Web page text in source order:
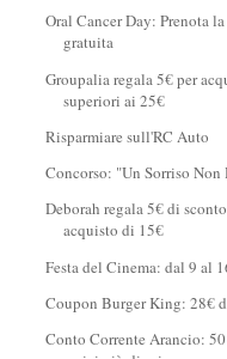
Oral Cancer Day: Prenota
gratuita
Groupalia regala 5€ per
superiori ai 25€
Risparmiare sull'RC Auto
Concorso: "Un Sorriso Non
Deborah regala 5€ di
acquisto di 15€
Festa del Cinema: dal 9 al
Coupon Burger King: 28€
Conto Corrente Arancio: